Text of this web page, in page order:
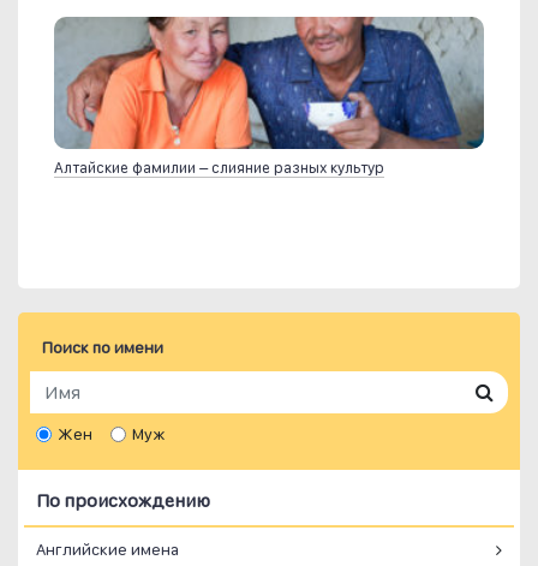
Алтайские фамилии – слияние разных культур
Поиск по имени
Жен Муж
По происхождению
Английские имена